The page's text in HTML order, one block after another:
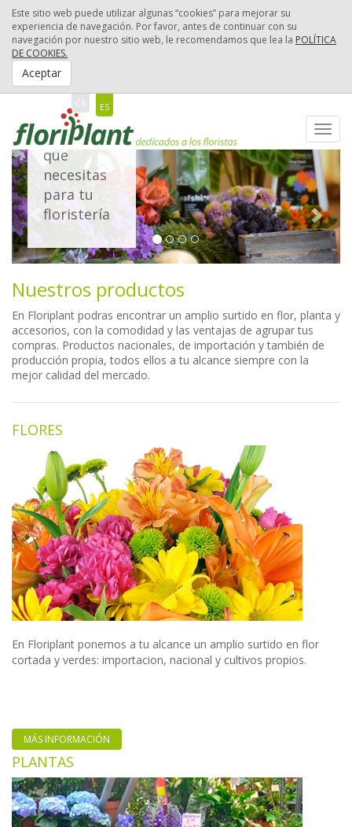
Este sitio web puede utilizar algunas “cookies” para mejorar su
experiencia de navegación. Por favor, antes de continuar con su
navegación por nuestro sitio web, le recomendamos que lea la POLÍTICA
DE COOKIES.
Aceptar
CA ES
UN
GRAN
CATÁLOGO
Disponemos
de todo lo
que
necesitas
para tu
floristería
Nuestros productos
En Floriplant podras encontrar un amplio surtido en flor, planta y
accesorios, con la comodidad y las ventajas de agrupar tus
compras. Productos nacionales, de importación y también de
producción propia, todos ellos a tu alcance siempre con la
mejor calidad del mercado.
FLORES
En Floriplant ponemos a tu alcance un amplio surtido en flor
cortada y verdes: importacion, nacional y cultivos propios.
MÁS INFORMACIÓN
PLANTAS